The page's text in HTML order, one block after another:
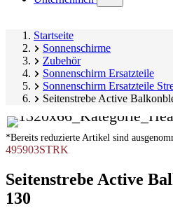
submenu)
Startseite
Sonnenschirme
Zubehör
Sonnenschirm Ersatzteile
Sonnenschirm Ersatzteile
Seitenstrebe Active
*Bereits reduzierte Artikel sind
495903STRK
Seitenstrebe Active
130